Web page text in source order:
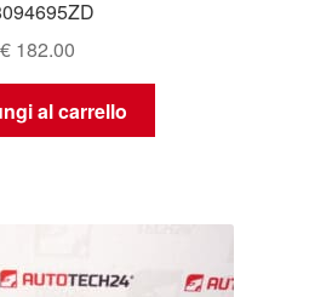
€ 182.00
al carrello